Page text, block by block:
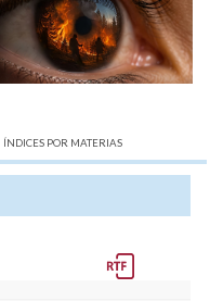
AQUÍ:
ÍNDICES POR MATERIAS